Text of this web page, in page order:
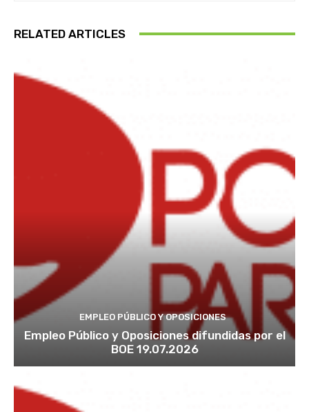
RELATED ARTICLES
EMPLEO PÚBLICO Y OPOSICIONES
Empleo Público y Oposiciones difundidas por el
BOE 19.07.2026